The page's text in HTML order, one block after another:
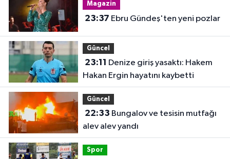
Magazin
23:37 Ebru Gündeş'ten yeni pozlar
Güncel
23:11
Hakan Ergin hayatını kaybetti
Güncel
22:33
alev alev yandı
Spor